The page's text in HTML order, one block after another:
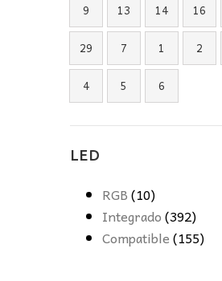
9 13 14 16
29 7 1 2
4 5 6
LED
RGB(10)
Integrado(392)
Compatible(155)